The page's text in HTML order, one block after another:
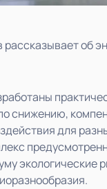
рассказывает об
снижению,
для
экологические